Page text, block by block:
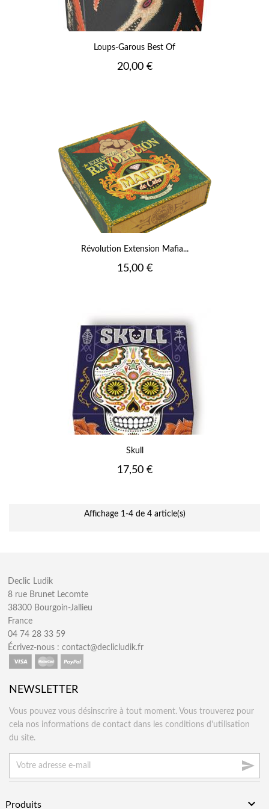
Loups-Garous Best Of
Prix
20,00 €
Révolution Extension Mafia...
Prix
15,00 €
Skull
Prix
17,50 €
Affichage 1-4 de 4 article(s)
Declic Ludik
8 rue Brunet Lecomte
38300 Bourgoin-Jallieu
France
04 74 28 33 59
Écrivez-nous :contact@declicludik.fr
NEWSLETTER
Vous pouvez vous désinscrire à tout moment. Vous trouverez pour
cela nos informations de contact dans les conditions d'utilisation
du site.

Produits 